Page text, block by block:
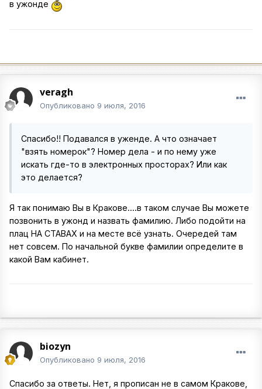
в ужонде
veragh
Опубликовано 9 июля, 2016
Спасибо!! Подавался в уженде. А что означает
"взять номерок"? Номер дела - и по нему уже
искать где-то в электронных просторах? Или как
это делается?
Я так понимаю Вы в Кракове....в таком случае Вы можете
позвонить в ужонд и назвать фамилию. Либо подойти на
плац НА СТАВАХ и на месте всё узнать. Очередей там
нет совсем. По начальной букве фамилии определите в
какой Вам кабинет.
biozyn
Опубликовано 9 июля, 2016
Спасибо за ответы. Нет, я прописан не в самом Кракове,